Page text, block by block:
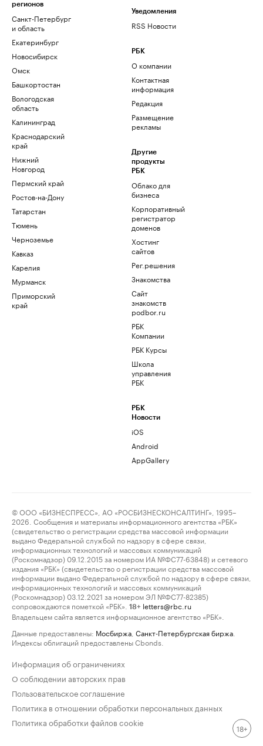
регионов
Санкт-Петербург
и область
Екатеринбург
Новосибирск
Омск
Башкортостан
Вологодская
область
Калининград
Краснодарский
край
Нижний
Новгород
Пермский край
Ростов-на-Дону
Татарстан
Тюмень
Черноземье
Кавказ
Карелия
Мурманск
Приморский
край
Уведомления
RSS Новости
РБК
О компании
Контактная
информация
Редакция
Размещение
рекламы
Другие
продукты
РБК
Облако для
бизнеса
Корпоративный
регистратор
доменов
Хостинг
сайтов
Рег.решения
Знакомства
Сайт
знакомств
podbor.ru
РБК
Компании
РБК Курсы
Школа
управления
РБК
РБК
Новости
iOS
Android
AppGallery
© ООО «БИЗНЕСПРЕСС», АО «РОСБИЗНЕСКОНСАЛТИНГ», 1995–
2026. Сообщения и материалы информационного агентства «РБК»
(свидетельство о регистрации средства массовой информации
выдано Федеральной службой по надзору в сфере связи,
информационных технологий и массовых коммуникаций
(Роскомнадзор) 09.12.2015 за номером ИА №ФС77-63848) и сетевого
издания «РБК» (свидетельство о регистрации средства массовой
информации выдано Федеральной службой по надзору в сфере связи,
информационных технологий и массовых коммуникаций
(Роскомнадзор) 03.12.2021 за номером ЭЛ №ФС77-82385)
сопровождаются пометкой «РБК».
18+ letters@rbc.ru
Владельцем сайта является информационное агентство «РБК».
Данные предоставлены: Мосбиржа Санкт-Петербургская биржа
Индексы облигаций предоставлены Cbonds.
Информация об ограничениях
О соблюдении авторских прав
Пользовательское соглашение
Политика в отношении обработки персональных данных
Политика обработки файлов cookie
18+